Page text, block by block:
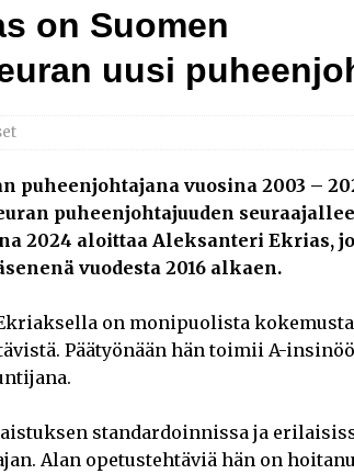
Pienet työpaikat saavat parhaat arvosanat
AJANKOHTAISTA
ydinvoimalaitoksen vuosihuolto sisältää useita
AJANKOHTAISTA
toimittaa sähköaseman Kouvolan
on Suomen
uusi
puheenjohtajana vuosina 2003 –
puheenjohtajuuden
2024 aloittaa Aleksanteri Ekrias,
vuodesta 2016 alkaen.
on monipuolista
Päätyönään hän toimii A-
standardoinnissa ja
Alan opetustehtäviä hän on